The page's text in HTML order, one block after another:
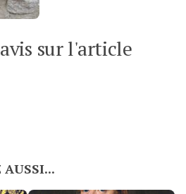
sur l'article
AUSSI...